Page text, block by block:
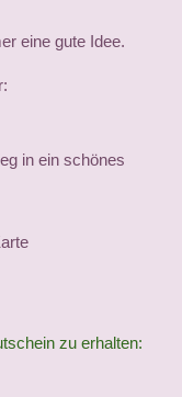
eine gute Idee.
in ein schönes
zu erhalten: